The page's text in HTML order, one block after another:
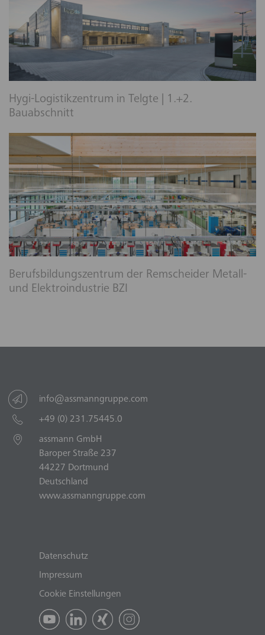
Hygi-Logistikzentrum in Telgte | 1.+2.
Bauabschnitt
Berufsbildungszentrum der Remscheider Metall-
und Elektroindustrie BZI
info@assmanngruppe.com
+49 (0) 231.75445.0
assmann GmbH
Baroper Straße 237
44227 Dortmund
Deutschland
www.assmanngruppe.com
Datenschutz
Impressum
Cookie Einstellungen